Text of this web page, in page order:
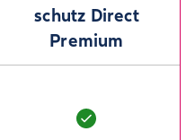
schutz Direct
Premium